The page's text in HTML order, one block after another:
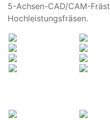
5-Achsen-CAD/CAM-
Hochleistungsfräsen.